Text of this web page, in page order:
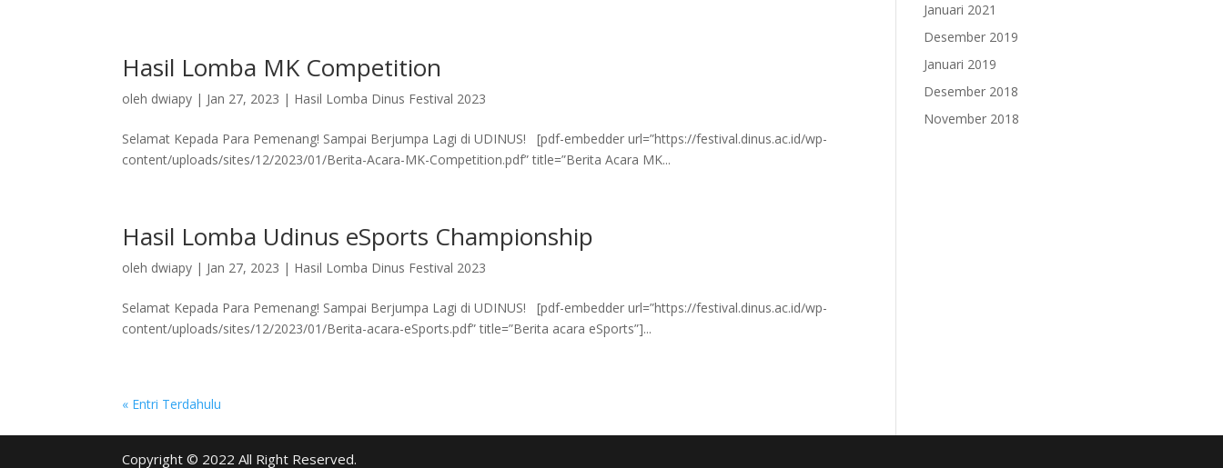
Hasil Lomba MK Competition
oleh dwiapy | Jan 27, 2023 | Hasil Lomba Dinus Festival 2023
Selamat Kepada Para Pemenang! Sampai Berjumpa Lagi di UDINUS! [pdf-embedder url=”https://festival.dinus.ac.id/wp-
content/uploads/sites/12/2023/01/Berita-Acara-MK-Competition.pdf” title=”Berita Acara MK...
Hasil Lomba Udinus eSports Championship
oleh dwiapy | Jan 27, 2023 | Hasil Lomba Dinus Festival 2023
Selamat Kepada Para Pemenang! Sampai Berjumpa Lagi di UDINUS! [pdf-embedder url=”https://festival.dinus.ac.id/wp-
content/uploads/sites/12/2023/01/Berita-acara-eSports.pdf” title=”Berita acara eSports”]...
« Entri Terdahulu
Januari 2021
Desember 2019
Januari 2019
Desember 2018
November 2018
Copyright © 2022 All Right Reserved.